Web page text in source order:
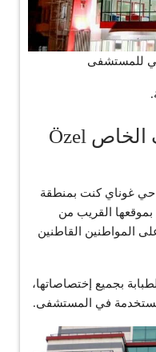
للمستشفى
7- مستشفى ديفا لايف الخاص Özel
غوناي كنت بمنطقة
القريب من
المواطنين القاطنين
بجميع إختصاصاتها،
في المستشفى.